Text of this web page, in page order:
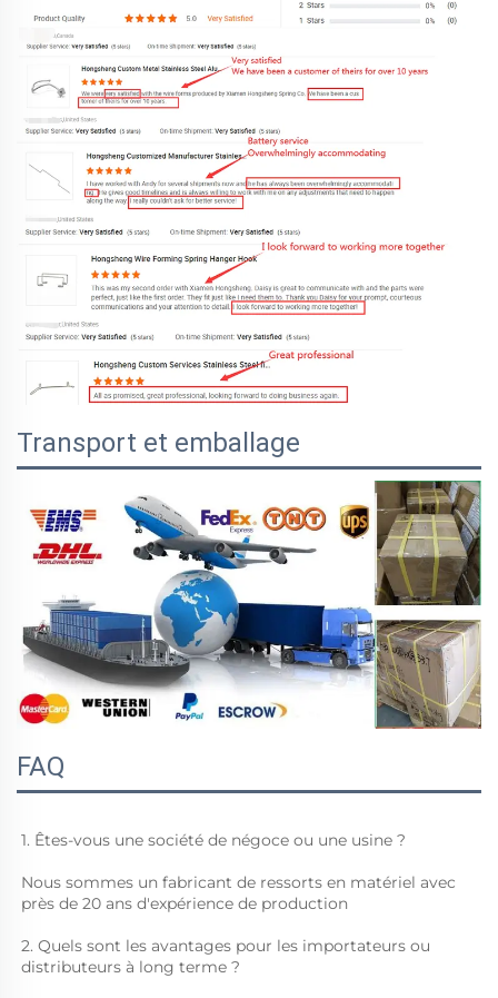
Transport et emballage
FAQ
1. Êtes-vous une société de négoce ou une usine ?
Nous sommes un fabricant de ressorts en matériel avec
près de 20 ans d'expérience de production
2. Quels sont les avantages pour les importateurs ou
distributeurs à long terme ?